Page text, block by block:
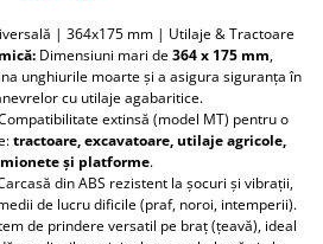
| 364x175 mm | Utilaje & Tractoare
Dimensiuni mari de364 x 175 mm,
unghiurile moarte și a asigura siguranța în
cu utilaje agabaritice.
extinsă (model MT) pentru o
tractoare, excavatoare, utilaje agricole,
și platforme.
din ABS rezistent la șocuri și vibrații,
de lucru dificile (praf, noroi, intemperii).
de prindere versatil pe braț (țeavă), ideal